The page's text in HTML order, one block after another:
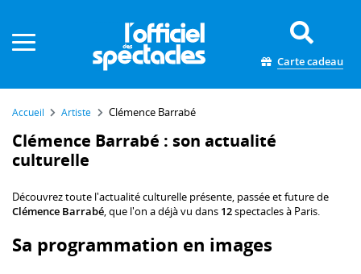
Carte cadeau
Accueil Artiste Clémence Barrabé
Clémence Barrabé : son actualité
culturelle
Découvrez toute l'actualité culturelle présente, passée et future de
Clémence Barrabé, que l'on a déjà vu dans 12spectacles à Paris.
Sa programmation en images